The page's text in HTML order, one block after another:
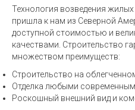
Технология возведения
пришла к нам из Северной
доступной стоимостью и
качествами. Строительство
множеством преимуществ:
Строительство на
Отделка любыми
Роскошный внешний вид и